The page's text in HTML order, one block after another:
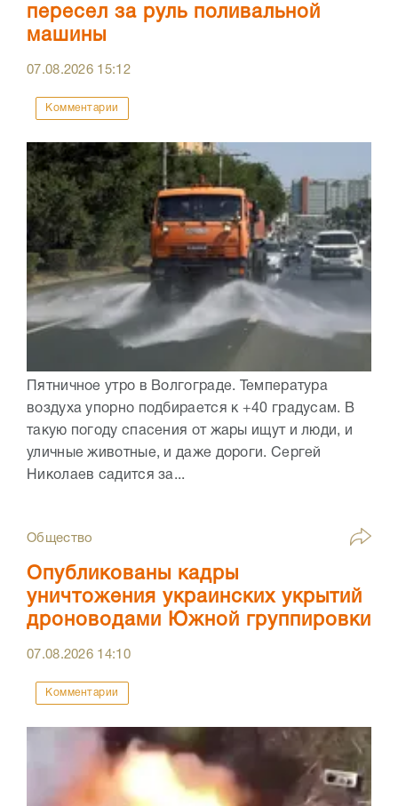
пересел за руль поливальной
машины
07.08.2026 15:12
Комментарии
Пятничное утро в Волгограде. Температура
воздуха упорно подбирается к +40 градусам. В
такую погоду спасения от жары ищут и люди, и
уличные животные, и даже дороги. Сергей
Николаев садится за...
Общество
Опубликованы кадры
уничтожения украинских укрытий
дроноводами Южной группировки
07.08.2026 14:10
Комментарии